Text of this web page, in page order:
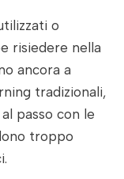
o
risiedere nella
ancora a
tradizionali,
passo con le
troppo